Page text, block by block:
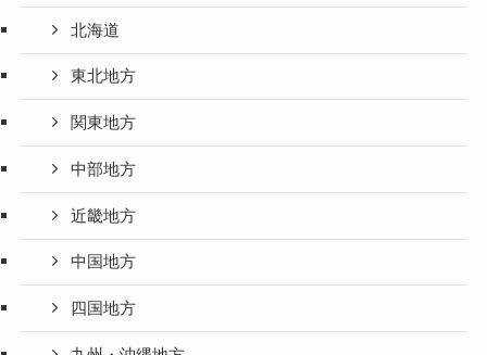
北海道
東北地方
関東地方
中部地方
近畿地方
中国地方
四国地方